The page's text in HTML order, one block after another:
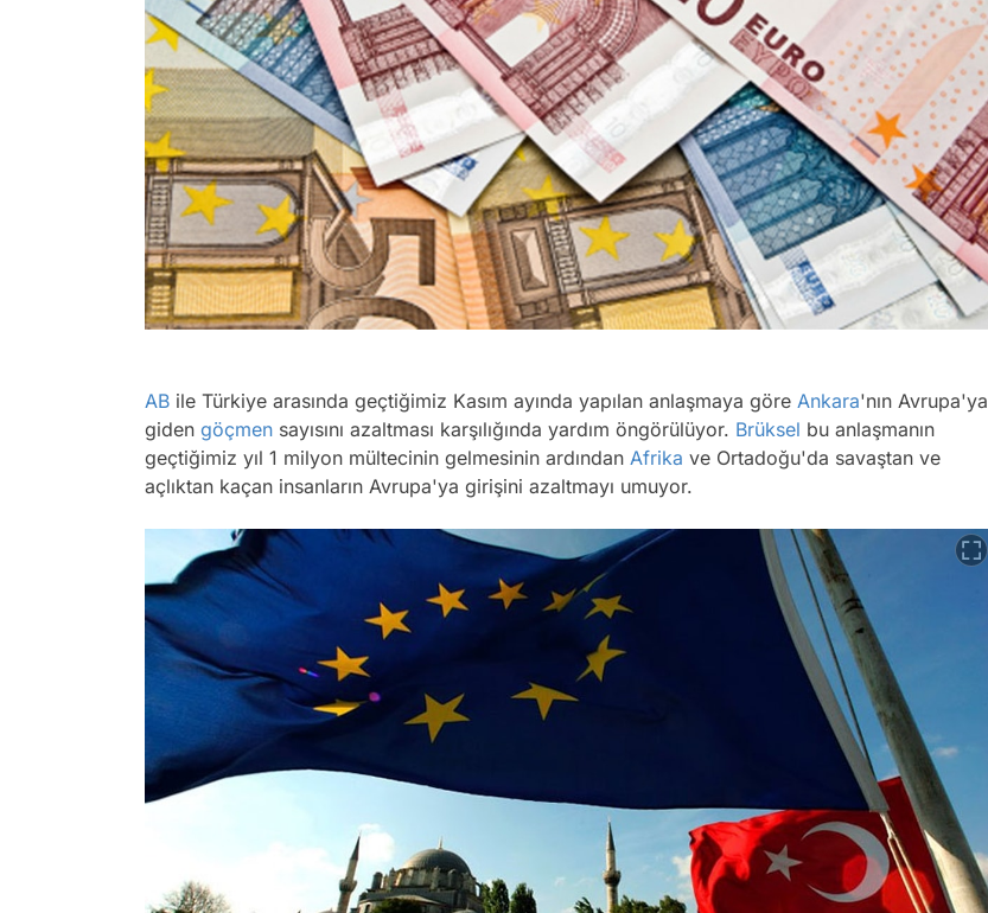
AB ile Türkiye arasında geçtiğimiz Kasım ayında yapılan anlaşmaya göre Ankara'nın Avrupa'ya
giden göçmen sayısını azaltması karşılığında yardım öngörülüyor. Brüksel bu anlaşmanın
geçtiğimiz yıl 1 milyon mültecinin gelmesinin ardından Afrika ve Ortadoğu'da savaştan ve
açlıktan kaçan insanların Avrupa'ya girişini azaltmayı umuyor.